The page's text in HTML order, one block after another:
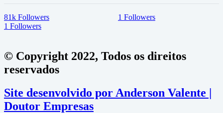
81k Followers 1 Followers
1 Followers
© Copyright 2022, Todos os direitos
reservados
Site desenvolvido por Anderson Valente |
Doutor Empresas